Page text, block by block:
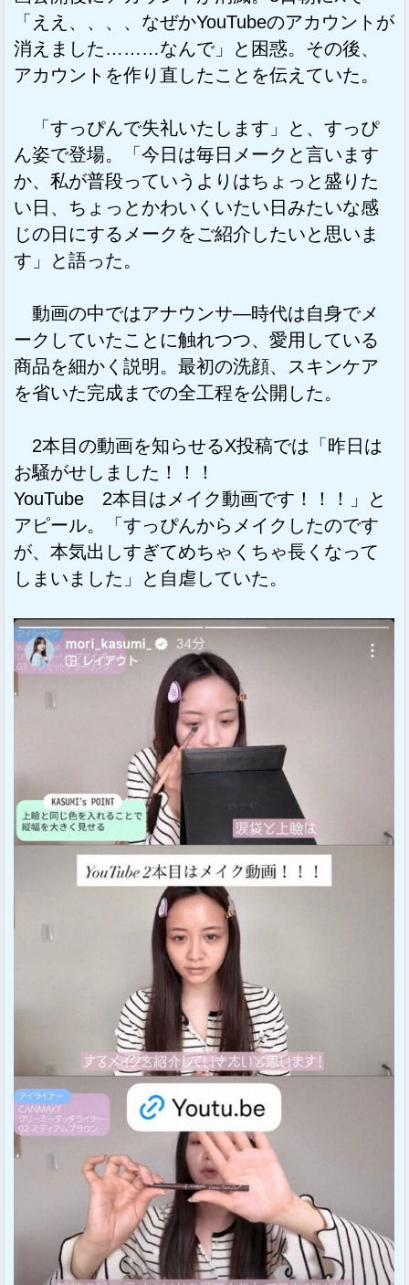
「ええ、、、、なぜかYouTubeのアカウントが
消えました………なんで」と困惑。その後、
アカウントを作り直したことを伝えていた。
「すっぴんで失礼いたします」と、すっぴ
ん姿で登場。「今日は毎日メークと言います
か、私が普段っていうよりはちょっと盛りた
い日、ちょっとかわいくいたい日みたいな感
じの日にするメークをご紹介したいと思いま
す」と語った。
動画の中ではアナウンサ―時代は自身でメ
ークしていたことに触れつつ、愛用している
商品を細かく説明。最初の洗顔、スキンケア
を省いた完成までの全工程を公開した。
2本目の動画を知らせるX投稿では「昨日は
お騒がせしました！！！
YouTube 2本目はメイク動画です！！！」と
アピール。「すっぴんからメイクしたのです
が、本気出しすぎてめちゃくちゃ長くなって
しまいました」と自虐していた。